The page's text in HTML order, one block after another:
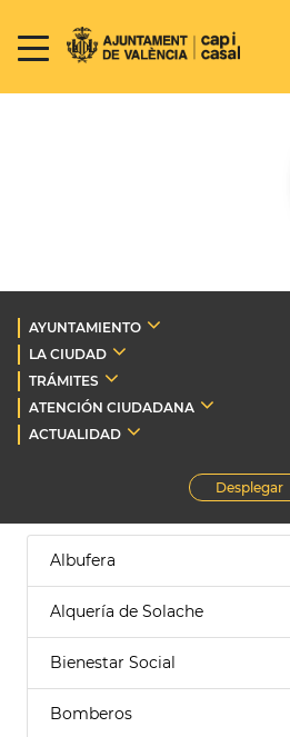
AYUNTAMIENTO
LA CIUDAD
TRÁMITES
ATENCIÓN CIUDADANA
ACTUALIDAD
Desplegar
Albufera
Alquería de Solache
Bienestar Social
Bomberos